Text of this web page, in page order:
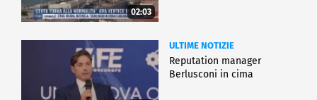
02:03
ULTIME NOTIZIE
Reputation manager
Berlusconi in cima